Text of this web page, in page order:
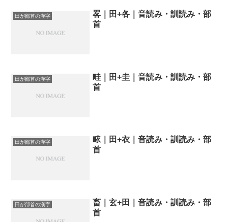
田が部首の漢字
畧｜田+各｜音読み・訓読み・部
首
田が部首の漢字
畦｜田+圭｜音読み・訓読み・部
首
田が部首の漢字
畩｜田+衣｜音読み・訓読み・部
首
田が部首の漢字
畜｜玄+田｜音読み・訓読み・部
首